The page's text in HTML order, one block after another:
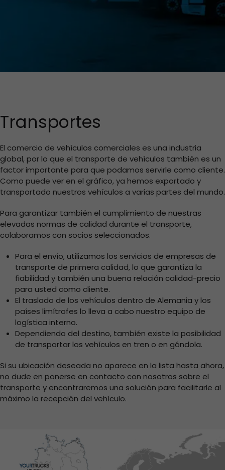
Transportes
El comercio de vehículos comerciales es una industria
global, por lo que el transporte de vehículos también es un
factor importante para que podamos servirle como cliente.
Como puede ver en el gráfico, ya hemos exportado y
transportado nuestros vehículos a varias partes del mundo.
Para garantizar también el cumplimiento de nuestras
elevadas normas de calidad durante el transporte,
colaboramos con socios seleccionados.
Para el envío, utilizamos los servicios de empresas de
transporte de primera calidad, lo que garantiza la
fiabilidad y también una buena relación calidad-precio
para usted como cliente.
El traslado de los vehículos dentro de Alemania y los
países limítrofes lo lleva a cabo nuestro equipo de
logística interno.
Dependiendo del destino, también existe la posibilidad
de transportar los vehículos en tren o en góndola.
Si su ubicación deseada no aparece en la lista hasta ahora,
no dude en ponerse en contacto con nosotros sobre el
transporte y encontraremos una solución para facilitarle al
máximo la recepción del vehículo.